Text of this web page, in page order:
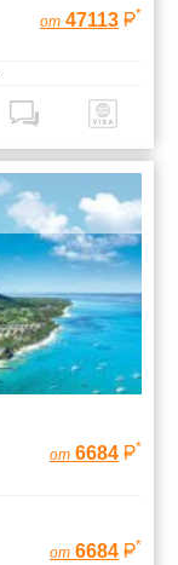
от 47113 *
от 6684 *
от 6684 *